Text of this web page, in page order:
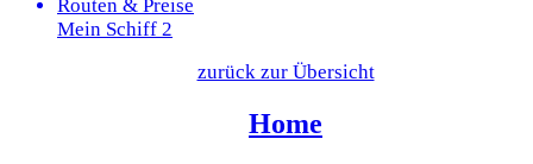
Routen & Preise
Mein Schiff 2
zurück zur Übersicht
Home